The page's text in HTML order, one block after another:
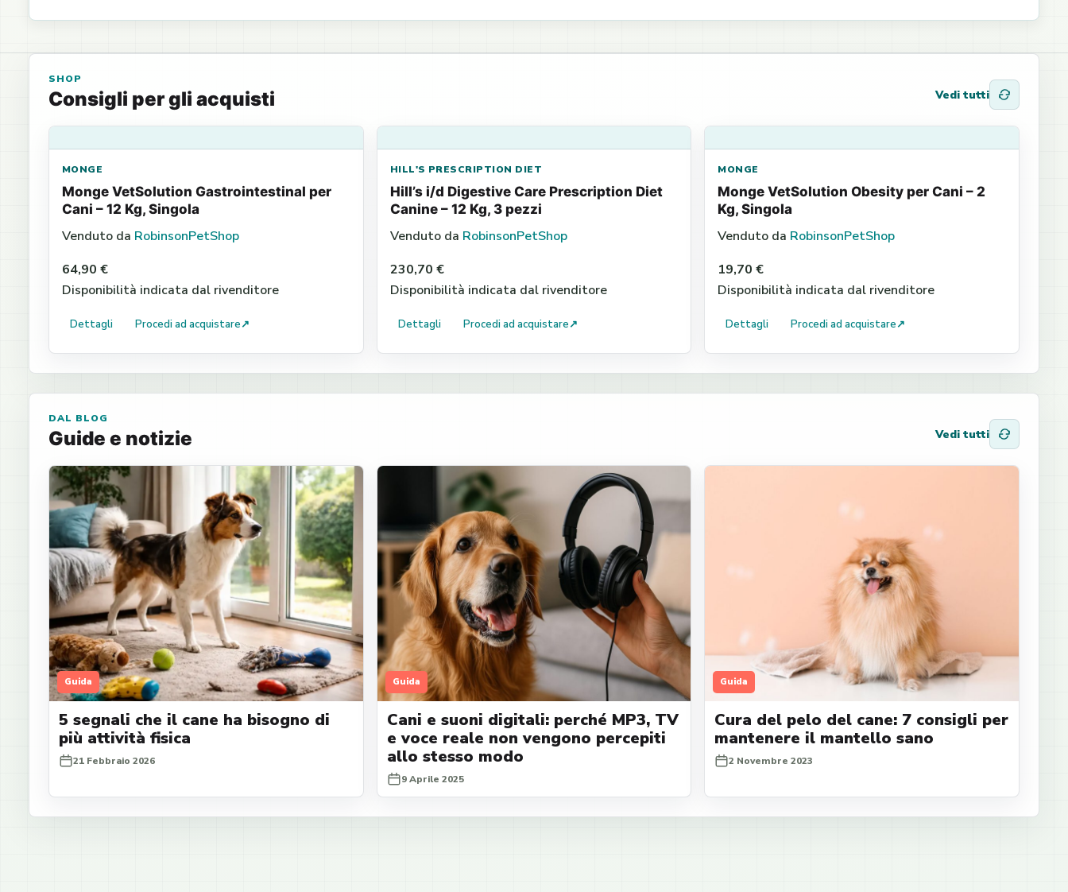
SHOP
Consigli per gli acquisti Vedi tutti
MONGE
Monge VetSolution Gastrointestinal per
Cani – 12 Kg, Singola
Venduto da RobinsonPetShop
64,90 €
Disponibilità indicata dal rivenditore
Dettagli Procedi ad acquistare↗
HILL'S PRESCRIPTION DIET
Hill’s i/d Digestive Care Prescription Diet
Canine – 12 Kg, 3 pezzi
Venduto da RobinsonPetShop
230,70 €
Disponibilità indicata dal rivenditore
Dettagli Procedi ad acquistare↗
MONGE
Monge VetSolution Obesity per Cani – 2
Kg, Singola
Venduto da RobinsonPetShop
19,70 €
Disponibilità indicata dal rivenditore
Dettagli Procedi ad acquistare↗
DAL BLOG
Guide e notizie Vedi tutti
Guida
5 segnali che il cane ha bisogno di
più attività fisica
21 Febbraio 2026
Guida
Cani e suoni digitali: perché MP3, TV
e voce reale non vengono percepiti
allo stesso modo
9 Aprile 2025
Guida
Cura del pelo del cane: 7 consigli per
mantenere il mantello sano
2 Novembre 2023